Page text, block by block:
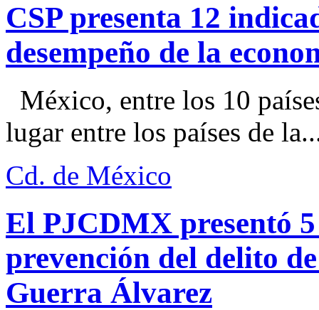
CSP presenta 12
desempeño de la
México, entre los 10
lugar entre los países de
Cd. de México
El PJCDMX presentó
prevención del delito
Guerra Álvarez